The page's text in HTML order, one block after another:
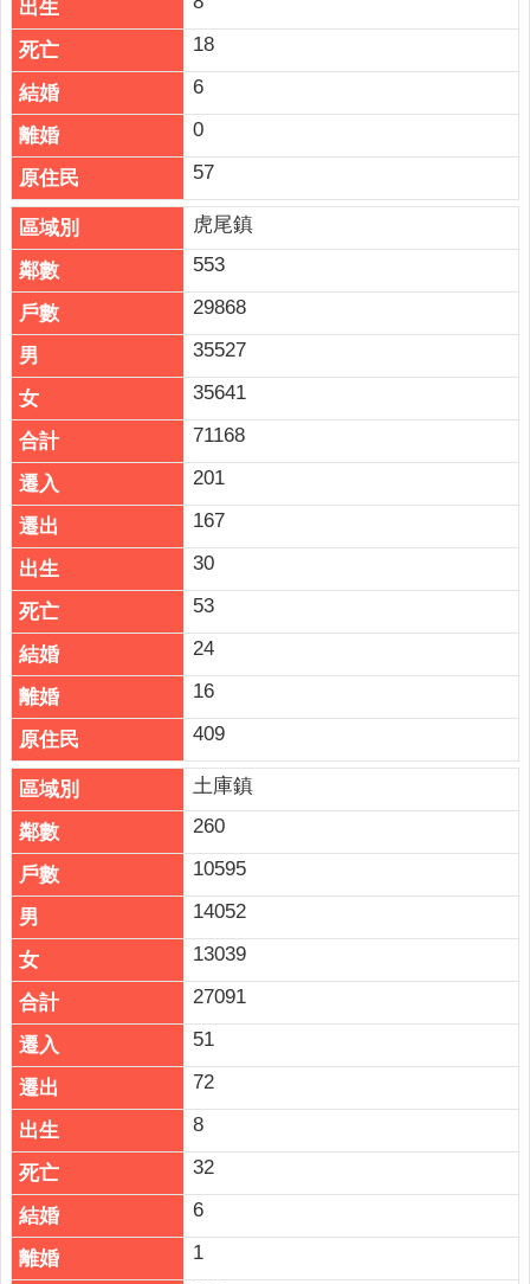
18
6
0
57
虎尾鎮
553
29868
35527
35641
71168
201
167
30
53
24
16
409
土庫鎮
260
10595
14052
13039
27091
51
72
8
32
6
1